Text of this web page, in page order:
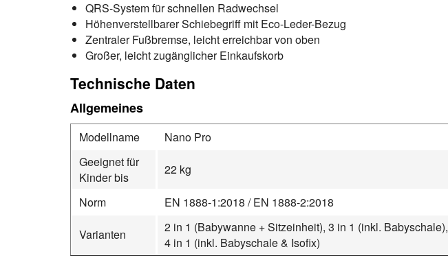
QRS-System für schnellen Radwechsel
Höhenverstellbarer Schiebegriff mit Eco-Leder-Bezug
Zentraler Fußbremse, leicht erreichbar von oben
Großer, leicht zugänglicher Einkaufskorb
Technische Daten
Allgemeines
Modellname
Nano Pro
Geeignet für
Kinder bis
22 kg
Norm EN 1888-1:2018 / EN 1888-2:2018
Varianten
2 in 1 (Babywanne + Sitzeinheit), 3 in 1 (inkl. Babyschale),
4 in 1 (inkl. Babyschale & Isofix)